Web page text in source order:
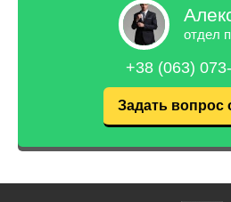
отдел
+38 (063)
Задать вопрос